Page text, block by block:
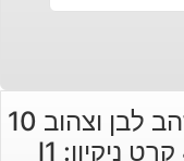
שרשרת זהב לבן ותליון לב זהב לבן וצהוב 10